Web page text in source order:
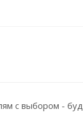
с выбором -